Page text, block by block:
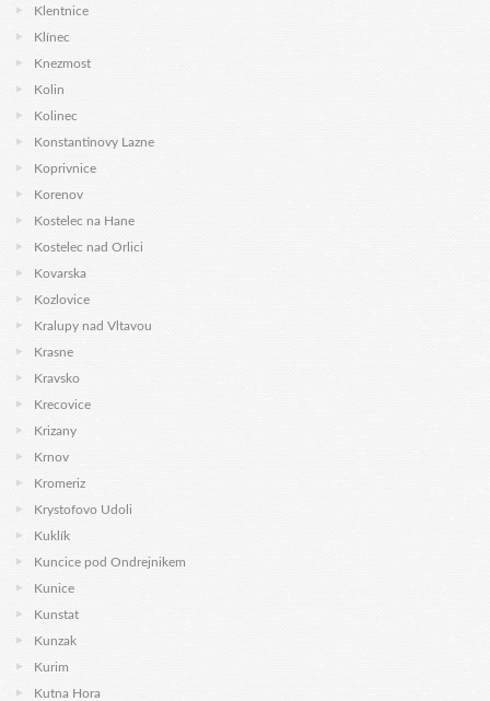
Klentnice
Klínec
Knezmost
Kolin
Kolinec
Konstantinovy Lazne
Koprivnice
Korenov
Kostelec na Hane
Kostelec nad Orlici
Kovarska
Kozlovice
Kralupy nad Vltavou
Krasne
Kravsko
Krecovice
Krizany
Krnov
Kromeriz
Krystofovo Udoli
Kuklík
Kuncice pod Ondrejnikem
Kunice
Kunstat
Kunzak
Kurim
Kutna Hora